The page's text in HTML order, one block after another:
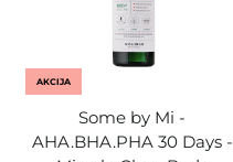
AKCIJA
Some by Mi -
AHA.BHA.PHA 30 Days -